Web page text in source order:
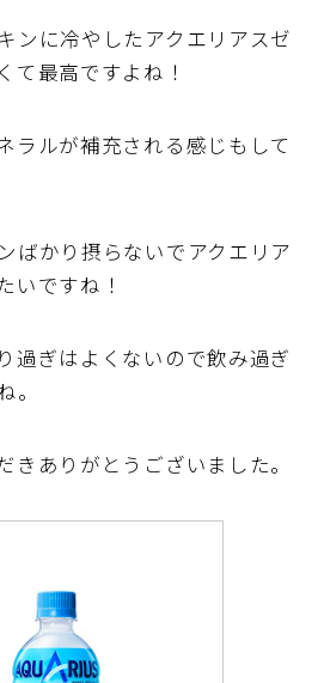
ンに冷やしたアクエリアスゼ
て最高ですよね！
ラルが補充される感じもして
ばかり摂らないでアクエリア
いですね！
過ぎはよくないので飲み過ぎ
。
きありがとうございました。